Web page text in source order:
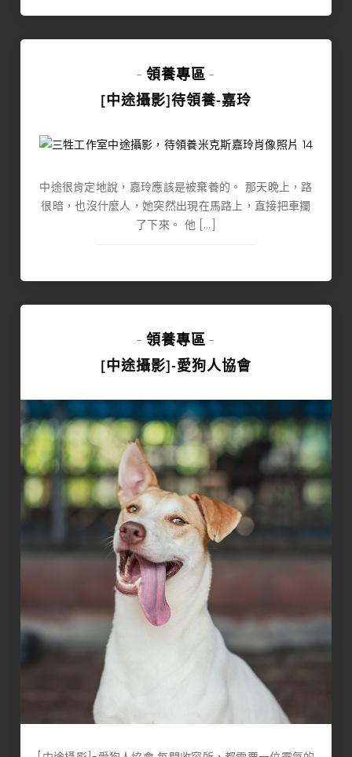
- 領養專區 -
[中途攝影]待領養-嘉玲
中途很肯定地說，嘉玲應該是被棄養的。 那天晚上，路
很暗，也沒什麼人，她突然出現在馬路上，直接把車攔
了下來。 他 […]
- 領養專區 -
[中途攝影]-愛狗人協會